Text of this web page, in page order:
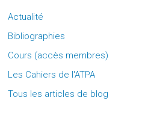
Actualité
Bibliographies
Cours (accès membres)
Les Cahiers de l'ATPA
Tous les articles de blog